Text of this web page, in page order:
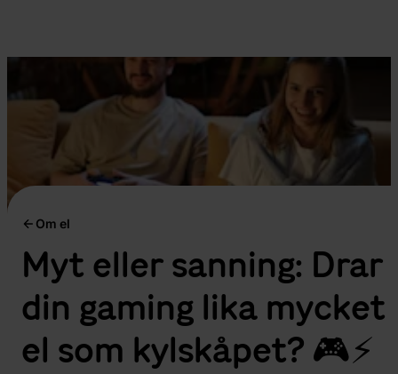
Om el
Myt eller sanning: Drar
din gaming lika mycket
el som kylskåpet? 🎮⚡